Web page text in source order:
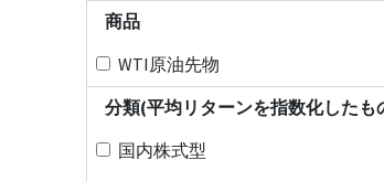
商品
WTI原油先物
分類(平均リターンを指数化したも
国内株式型